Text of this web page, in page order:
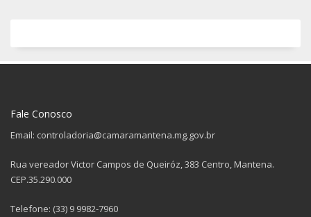
Fale Conosco
Email: controladoria@camaramantena.mg.gov.br
Rua vereador Victor Campos de Queiróz, 383 Centro, Mantena.
CEP.35.290.000
Telefone: (33) 9 9982-7960